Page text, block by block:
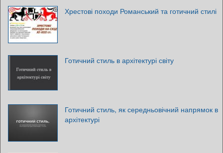
Хрестові походи Романський та готичний стилі
Готичний стиль в архітектурі світу
Готичний стиль, як середньовічний напрямок в
архітектурі